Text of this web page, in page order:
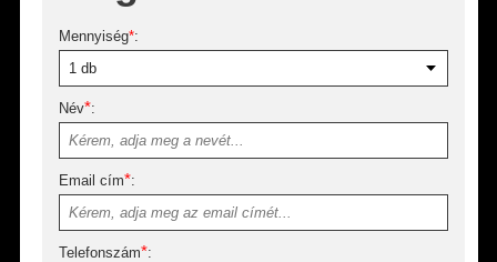
Mennyiség*:
Név*:
Email cím*:
Telefonszám*: